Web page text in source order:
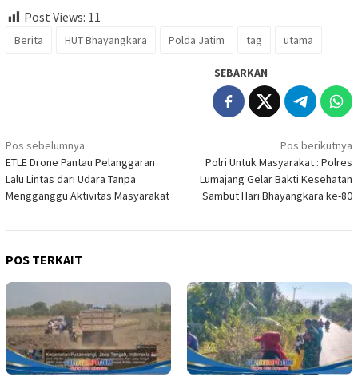
Post Views: 11
Berita HUT Bhayangkara Polda Jatim tag utama
SEBARKAN
Navigasi
pos
Pos sebelumnya
ETLE Drone Pantau Pelanggaran
Lalu Lintas dari Udara Tanpa
Mengganggu Aktivitas Masyarakat
Pos berikutnya
Polri Untuk Masyarakat : Polres
Lumajang Gelar Bakti Kesehatan
Sambut Hari Bhayangkara ke-80
POS TERKAIT